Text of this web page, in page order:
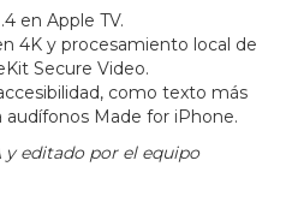
en Apple TV.
4K y procesamiento local de
Secure Video.
como texto más
audífonos Made for iPhone.
y editado por el equipo